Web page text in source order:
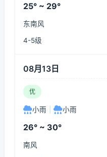
25° ~ 29°
东南风
4-5级
08月13日
优
小雨 小雨
26° ~ 30°
南风